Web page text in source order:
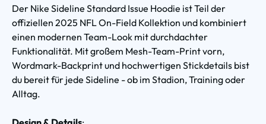
Der Nike Sideline Standard Issue Hoodie ist Teil der
offiziellen 2025 NFL On-Field Kollektion und kombiniert
einen modernen Team-Look mit durchdachter
Funktionalität. Mit großem Mesh-Team-Print vorn,
Wordmark-Backprint und hochwertigen Stickdetails bist
du bereit für jede Sideline - ob im Stadion, Training oder
Alltag.